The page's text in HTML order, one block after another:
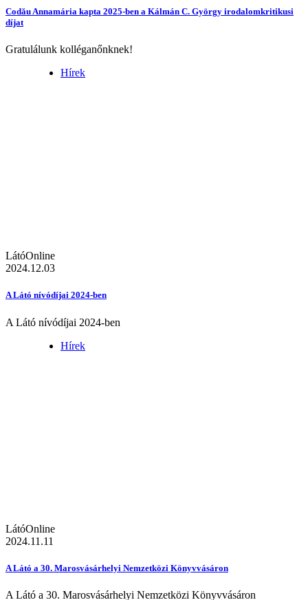
Codău Annamária kapta 2025-ben a Kálmán C. György irodalomkritikusi
díjat
Gratulálunk kolléganőnknek!
Hírek
LátóOnline
2024.12.03
A Látó nívódíjai 2024-ben
A Látó nívódíjai 2024-ben
Hírek
LátóOnline
2024.11.11
A Látó a 30. Marosvásárhelyi Nemzetközi Könyvvásáron
A Látó a 30. Marosvásárhelyi Nemzetközi Könyvvásáron